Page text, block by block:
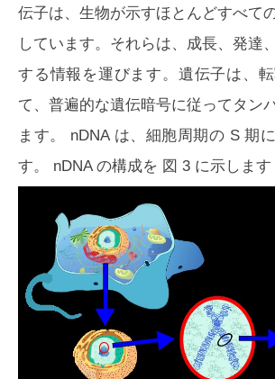
伝子は、生物が示すほとんどすべて
しています。それらは、成長、発達
する情報を運びます。遺伝子は、
て、普遍的な遺伝暗号に従ってタン
ます。 nDNA は、細胞周期の S 期
す。 nDNA の構成を 図 3 に示します